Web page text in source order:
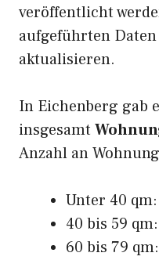
veröffentlicht
aufgeführten
aktualisieren.
In Eichenberg gab
insgesamt
Anzahl an
Unter 40
40 bis 59
60 bis 79